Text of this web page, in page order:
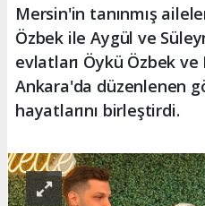
Mersin'in tanınmış
Özbek ile Aygül ve
evlatları Öykü Özbek
Ankara'da düzenlenen
hayatlarını birleştirdi.